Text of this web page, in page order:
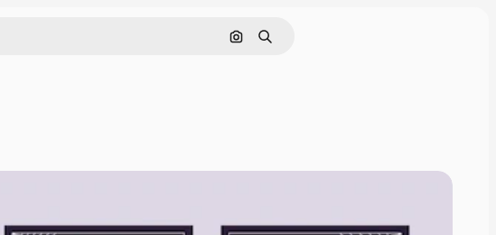
Cerca per immagine
Ricerca